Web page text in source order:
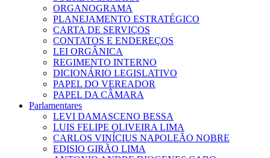
ORGANOGRAMA
PLANEJAMENTO ESTRATÉGICO
CARTA DE SERVIÇOS
CONTATOS E ENDEREÇOS
LEI ORGÂNICA
REGIMENTO INTERNO
DICIONÁRIO LEGISLATIVO
PAPEL DO VEREADOR
PAPEL DA CÂMARA
Parlamentares
LEVI DAMASCENO BESSA
LUIS FELIPE OLIVEIRA LIMA
CARLOS VINÍCIUS NAPOLEÃO NOBRE
EDISIO GIRÃO LIMA